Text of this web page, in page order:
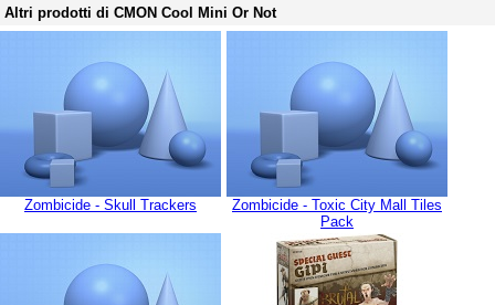
Altri prodotti di CMON Cool Mini Or Not
Zombicide - Skull Trackers
Zombicide - Toxic City Mall Tiles
Pack